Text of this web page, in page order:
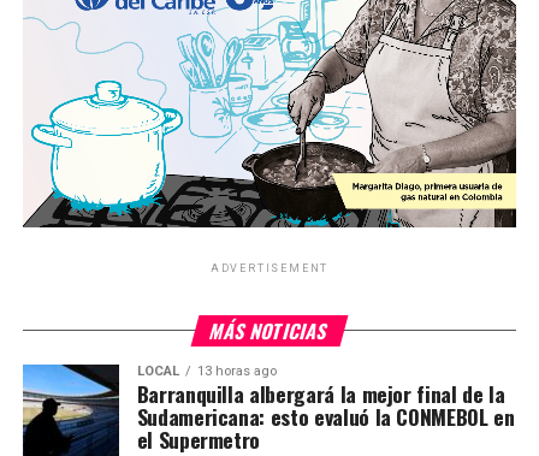
ADVERTISEMENT
MÁS NOTICIAS
LOCAL 13 horas ago
Barranquilla albergará la mejor final de la
Sudamericana: esto evaluó la CONMEBOL en
el Supermetro